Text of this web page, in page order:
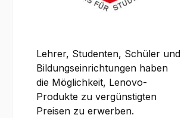
Lehrer, Studenten, Schüler und
Bildungseinrichtungen haben
die Möglichkeit, Lenovo-
Produkte zu vergünstigten
Preisen zu erwerben.